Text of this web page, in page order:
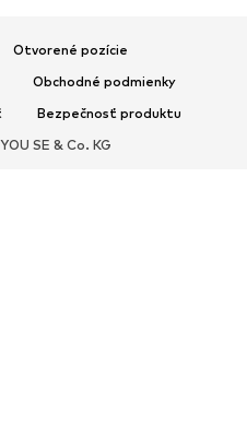
Papuče
Otvorené pozície
Obchodné podmienky
Bezpečnosť produktu
SE & Co. KG